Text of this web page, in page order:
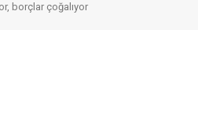
borçlar çoğalıyor